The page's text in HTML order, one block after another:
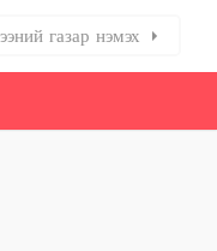
газар нэмэх